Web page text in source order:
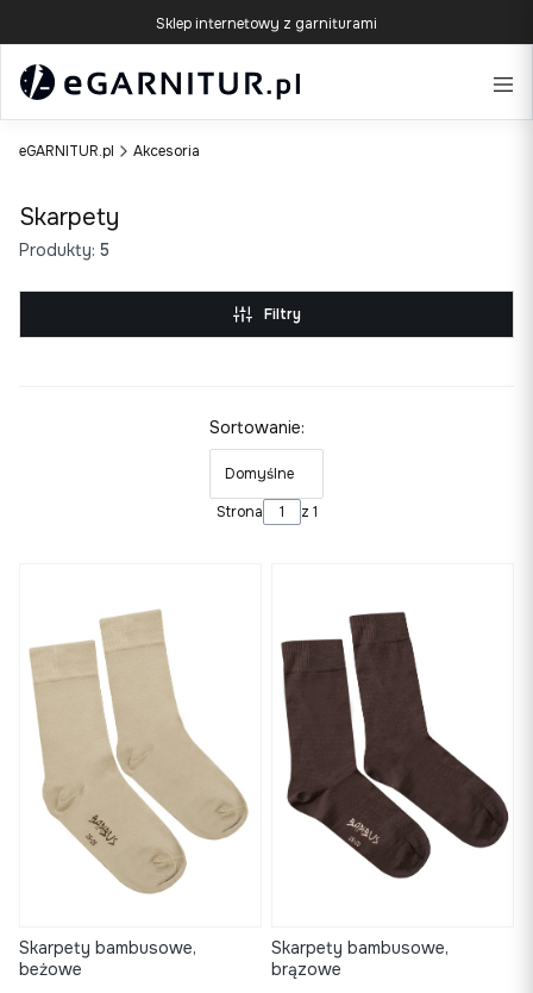
Sklep internetowy z garniturami
eGARNITUR.pl Akcesoria
Skarpety
Produkty: 5
Filtry
Lista produktówSortowanie:
Domyślne
Strona
z 1
Skarpety bambusowe,
beżowe
Skarpety bambusowe,
brązowe